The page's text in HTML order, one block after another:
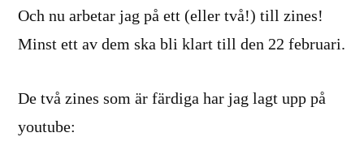
Och nu arbetar jag på ett (eller två!) till zines!
Minst ett av dem ska bli klart till den 22 februari.
De två zines som är färdiga har jag lagt upp på
youtube: